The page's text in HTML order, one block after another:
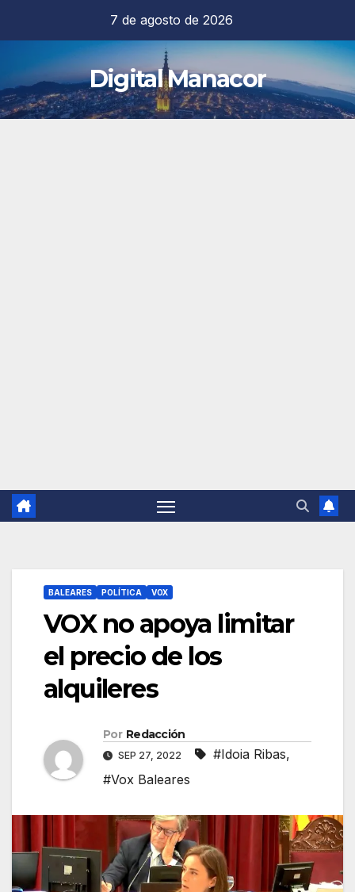
contenido
7 de agosto de 2026
Digital Manacor
BALEARES POLÍTICA VOX
VOX no apoya limitar
el precio de los
alquileres
Por Redacción
SEP 27, 2022 #Idoia Ribas,
#Vox Baleares